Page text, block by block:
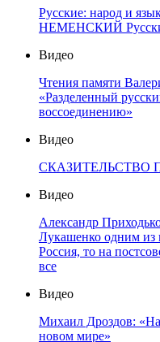
Русские: народ и
НЕМЕНСКИЙ
Видео
Чтения памяти
«Разделенный
воссоединению»
Видео
СКАЗИТЕЛЬСТВО
Видео
Александр
Лукашенко одним из
Россия, то на
все
Видео
Михаил Дроздов:
новом мире»